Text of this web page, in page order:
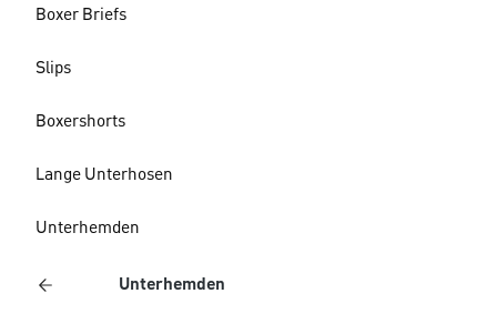
Boxer Briefs
Slips
Boxershorts
Lange Unterhosen
Unterhemden
Unterhemden